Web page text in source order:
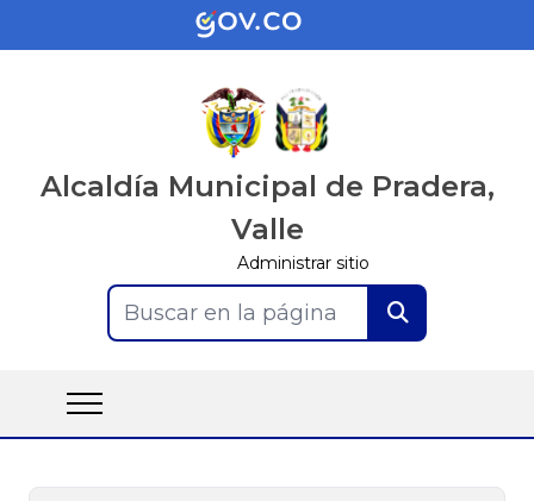
Alcaldía Municipal de Pradera,
Valle
Administrar sitio
Buscar en la página